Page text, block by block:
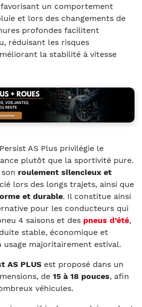
un comportement
et lors des changements de
profondes facilitent
réduisant les risques
la stabilité à vitesse
AS Plus privilégie le
plutôt que la sportivité pure.
roulement silencieux et
lors des longs trajets, ainsi que
et durable. Il constitue ainsi
pour les conducteurs qui
4 saisons et des pneus d’été,
stable, économique et
usage majoritairement estival.
AS PLUS est proposé dans un
de 15 à 18 pouces, afin
véhicules.